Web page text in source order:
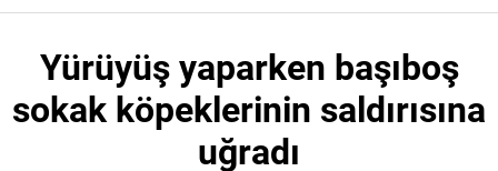
Yürüyüş yaparken başıboş
sokak köpeklerinin saldırısına
uğradı